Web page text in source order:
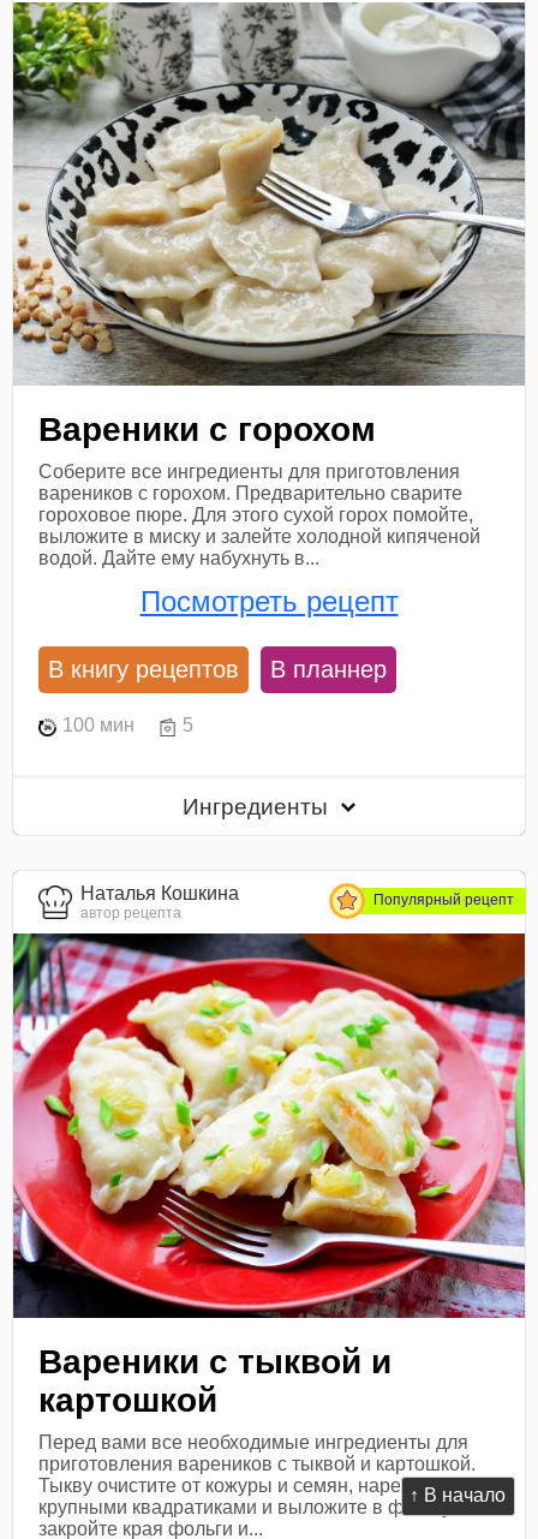
↑ В начало
Вареники с горохом
Соберите все ингредиенты для приготовления
вареников с горохом. Предварительно сварите
гороховое пюре. Для этого сухой горох помойте,
выложите в миску и залейте холодной кипяченой
водой. Дайте ему набухнуть в...
Посмотреть рецепт
В книгу рецептов В планнер
100 мин 5
Ингредиенты
Наталья Кошкина
автор рецепта
Популярный рецепт
Вареники с тыквой и
картошкой
Перед вами все необходимые ингредиенты для
приготовления вареников с тыквой и картошкой.
Тыкву очистите от кожуры и семян, нарежьте
крупными квадратиками и выложите в фольгу,
закройте края фольги и...